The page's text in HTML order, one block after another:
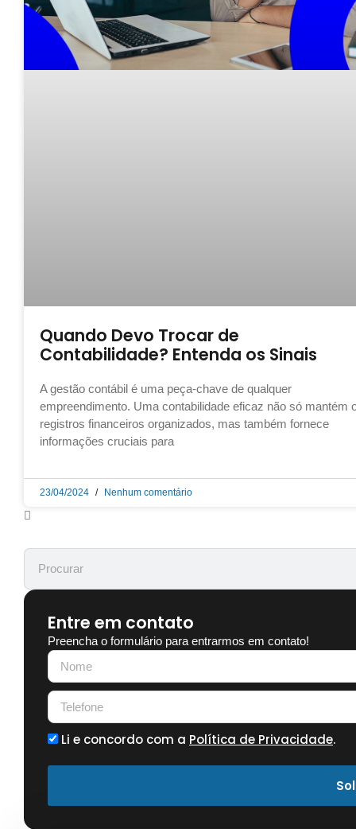
Quando Devo Trocar de
Contabilidade? Entenda os Sinais
A gestão contábil é uma peça-chave de qualquer
empreendimento. Uma contabilidade eficaz não só mantém
registros financeiros organizados, mas também fornece
informações cruciais para
23/04/2024 Nenhum comentário
Entre em contato
Preencha o formulário para entrarmos em contato!
Li e concordo com a Política de Privacidade.